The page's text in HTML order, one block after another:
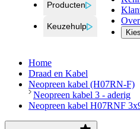
Producten
Keuzehulp
Home
Draad en Kabel
Neopreen kabel (H07RN-F)
Neopreen kabel 3 - aderig
Neopreen kabel H07RNF